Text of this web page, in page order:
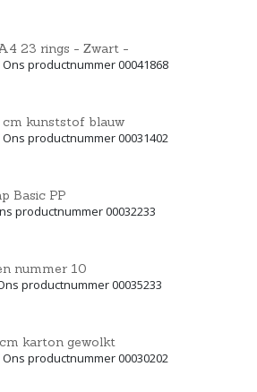
23 rings - Zwart -
productnummer 00041868
kunststof blauw
productnummer 00031402
Basic PP
productnummer 00032233
nummer 10
productnummer 00035233
karton gewolkt
productnummer 00030202